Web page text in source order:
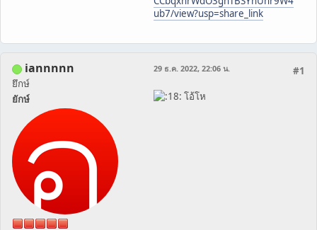
ub7/view?usp=share_link
iannnnn
ยึกษ์
ยักษ์
#1
29 ธ.ค. 2022, 22:06 น.
โอ้โห